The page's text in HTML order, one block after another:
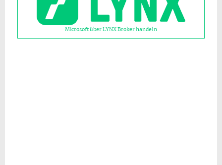
Microsoft über LYNX Broker handeln